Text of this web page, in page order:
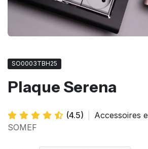
SO0003TBH25
Plaque Serena
(4.5) Accessoires
SOMEF